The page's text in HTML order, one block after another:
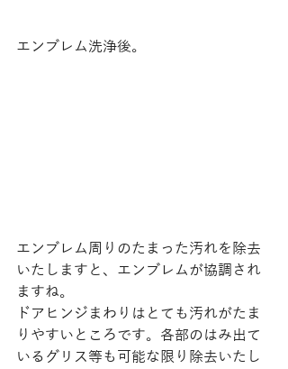
エンブレム洗浄後。
エンブレム周りのたまった汚れを除去
いたしますと、エンブレムが協調され
ますね。
ドアヒンジまわりはとても汚れがたま
りやすいところです。各部のはみ出て
いるグリス等も可能な限り除去いたし